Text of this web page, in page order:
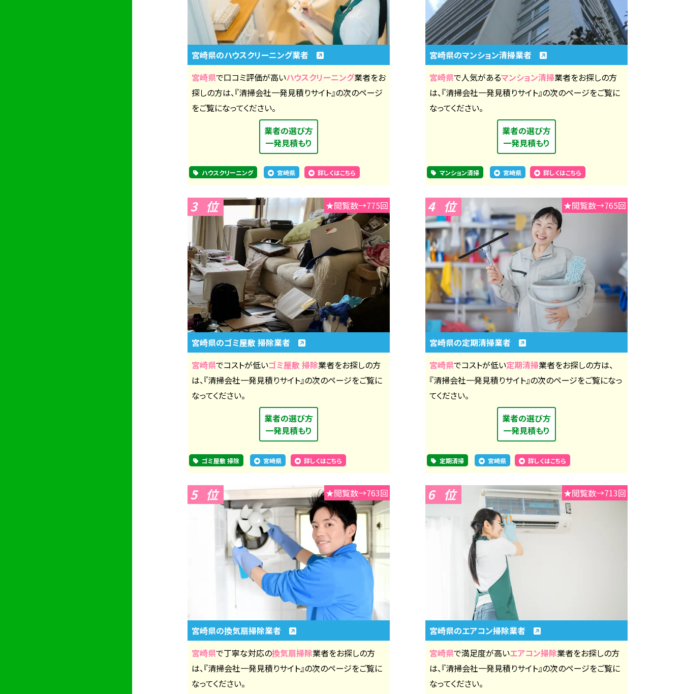
宮崎県のハウスクリーニング業者
宮崎県で口コミ評価が高いハウスクリーニング業者をお
探しの方は、『清掃会社一発見積りサイト』の次のページ
をご覧になってください。
業者の選び方
一発見積もり
ハウスクリーニング 宮崎県 詳しくはこちら
宮崎県のマンション清掃業者
宮崎県で人気があるマンション清掃業者をお探しの方
は、『清掃会社一発見積りサイト』の次のページをご覧に
なってください。
業者の選び方
一発見積もり
マンション清掃 宮崎県 詳しくはこちら
3 ★閲覧数→775回
宮崎県のゴミ屋敷 掃除業者
宮崎県でコストが低いゴミ屋敷 掃除業者をお探しの方
は、『清掃会社一発見積りサイト』の次のページをご覧に
なってください。
業者の選び方
一発見積もり
ゴミ屋敷 掃除 宮崎県 詳しくはこちら
4 ★閲覧数→765回
宮崎県の定期清掃業者
宮崎県でコストが低い定期清掃業者をお探しの方は、
『清掃会社一発見積りサイト』の次のページをご覧になっ
てください。
業者の選び方
一発見積もり
定期清掃 宮崎県 詳しくはこちら
5 ★閲覧数→763回
宮崎県の換気扇掃除業者
宮崎県で丁寧な対応の換気扇掃除業者をお探しの方
は、『清掃会社一発見積りサイト』の次のページをご覧に
なってください。
6 ★閲覧数→713回
宮崎県のエアコン掃除業者
宮崎県で満足度が高いエアコン掃除業者をお探しの方
は、『清掃会社一発見積りサイト』の次のページをご覧に
なってください。